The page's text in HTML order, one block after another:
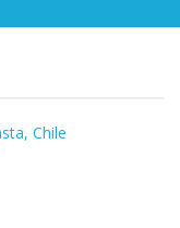
Chile